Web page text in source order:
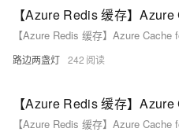
路边两盏灯 242